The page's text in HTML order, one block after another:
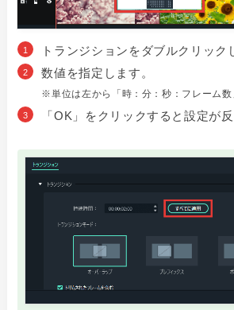
トランジションをダブルクリック
数値を指定します。
※単位は左から「時：分：秒：フレーム数
「OK」をクリックすると設定が